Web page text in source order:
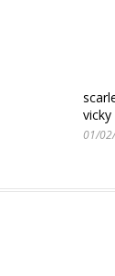
01/